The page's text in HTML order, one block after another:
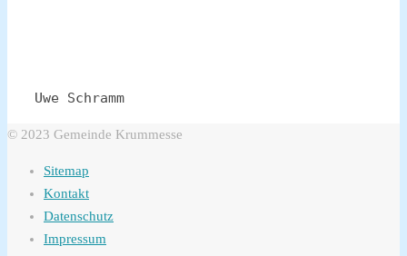
Uwe Schramm
© 2023 Gemeinde Krummesse
Sitemap
Kontakt
Datenschutz
Impressum